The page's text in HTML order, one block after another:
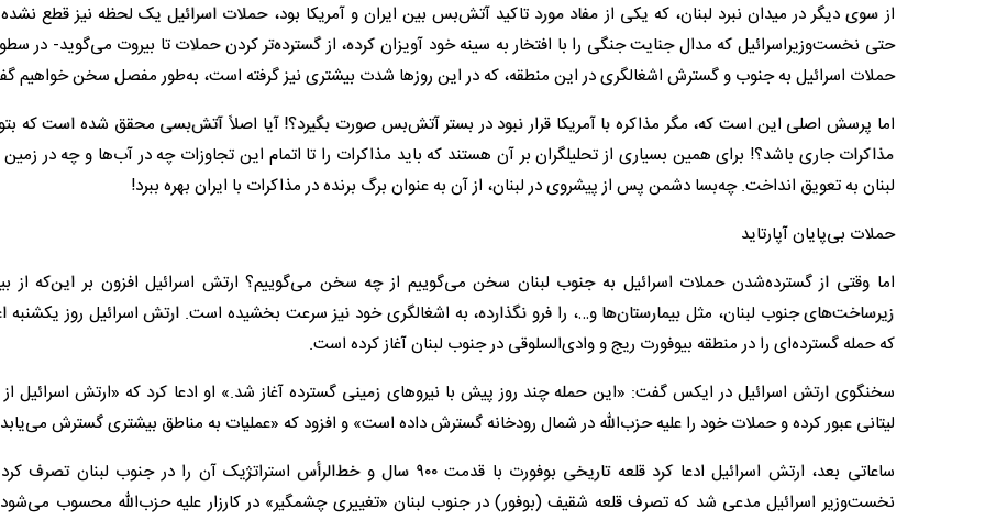
از سوی دیگر در میدان نبرد لبنان، که یکی از مفاد مورد تاکید آتش‌بس بین ایران و آمریکا بود، حملات اسرائیل یک لحظه نیز قطع
حتی نخست‌وزیراسرائیل که مدال جنایت جنگی را با افتخار به سینه خود آویزان کرده، از گسترده‌تر کردن حملات تا بیروت می‌گوید- در
حملات اسرائیل به جنوب و گسترش اشغالگری در این منطقه، که در این روزها شدت بیشتری نیز گرفته است، به‌طور مفصل سخن خواهیم
اما پرسش اصلی این است که، مگر مذاکره با آمریکا قرار نبود در بستر آتش‌بس صورت بگیرد؟! آیا اصلاً آتش‌بسی محقق شده است که
مذاکرات جاری باشد؟! برای همین بسیاری از تحلیلگران بر آن هستند که باید مذاکرات را تا اتمام این تجاوزات چه در آب‌ها و چه در
لبنان به تعویق انداخت. چه‌بسا دشمن پس از پیشروی در لبنان، از آن به عنوان برگ برنده در مذاکرات با ایران بهره ببرد!
حملات بی‌پایان آپارتاید
اما وقتی از گسترده‌شدن حملات اسرائیل به جنوب لبنان سخن می‌گوییم از چه سخن می‌گوییم؟ ارتش اسرائیل افزون بر این‌که از
زیرساخت‌های جنوب لبنان، مثل بیمارستان‌ها و…، را فرو نگذارده، به اشغالگری خود نیز سرعت بخشیده است. ارتش اسرائیل روز یکشنبه
که حمله گسترده‌ای را در منطقه بیوفورت ریج و وادی‌السلوقی در جنوب لبنان آغاز کرده است.
سخنگوی ارتش اسرائیل در ایکس گفت: «این حمله چند روز پیش با نیروهای زمینی گسترده آغاز شد.» او ادعا کرد که «ارتش اسرائیل از
لیتانی عبور کرده و حملات خود را علیه حزب‌الله در شمال رودخانه گسترش داده است» و افزود که «عملیات به مناطق بیشتری گسترش
ساعاتی بعد، ارتش اسرائیل ادعا کرد قلعه تاریخی بوفورت با قدمت ۹۰۰ سال و خط‌الرأس استراتژیک آن را در جنوب
نخست‌وزیر اسرائیل مدعی شد که تصرف قلعه شقیف (بوفور) در جنوب لبنان «تغییری چشمگیر» در کارزار علیه حزب‌الله محسوب